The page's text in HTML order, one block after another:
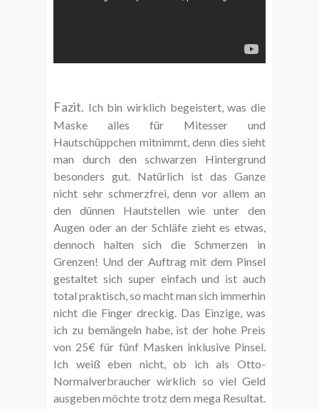
Fazit. Ich bin wirklich begeistert, was die
Maske alles für Mitesser und
Hautschüppchen mitnimmt, denn dies sieht
man durch den schwarzen Hintergrund
besonders gut. Natürlich ist das Ganze
nicht sehr schmerzfrei, denn vor allem an
den dünnen Hautstellen wie unter den
Augen oder an der Schläfe zieht es etwas,
dennoch halten sich die Schmerzen in
Grenzen! Und der Auftrag mit dem Pinsel
gestaltet sich super einfach und ist auch
total praktisch, so macht man sich immerhin
nicht die Finger dreckig. Das Einzige, was
ich zu bemängeln habe, ist der hohe Preis
von 25€ für fünf Masken inklusive Pinsel.
Ich weiß eben nicht, ob ich als Otto-
Normalverbraucher wirklich so viel Geld
ausgeben möchte trotz dem mega Resultat.